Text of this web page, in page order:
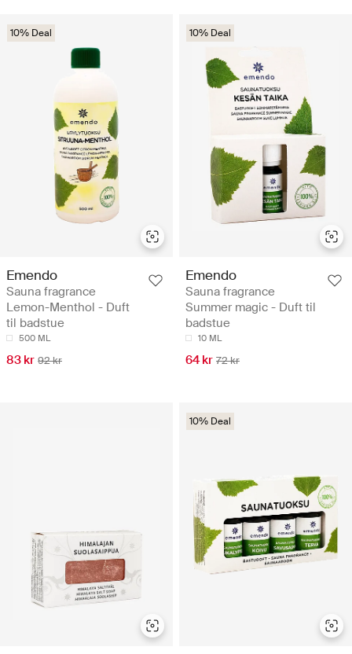
10% Deal
Emendo
Sauna fragrance
Lemon-Menthol - Duft
til badstue
500 ML
83 kr 92 kr
10% Deal
Emendo
Sauna fragrance
Summer magic - Duft til
badstue
10 ML
64 kr 72 kr
10% Deal